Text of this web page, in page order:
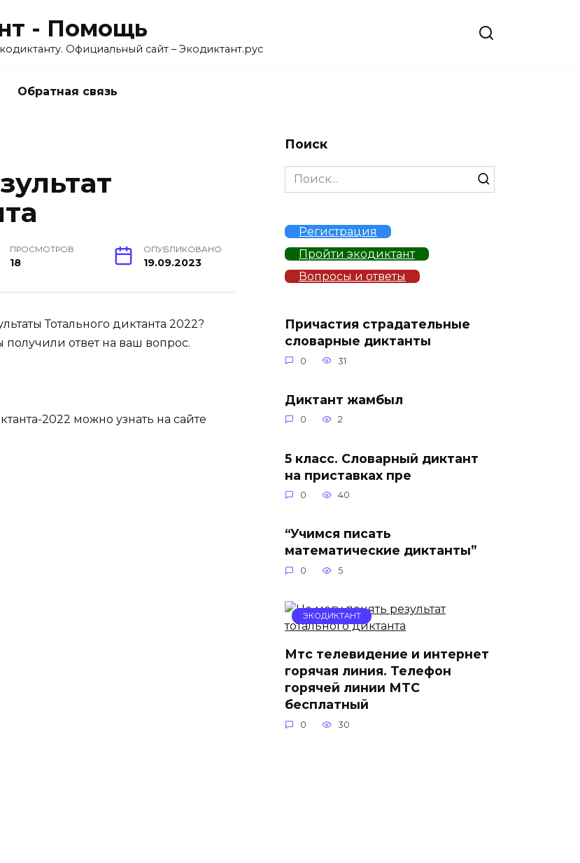
- Помощь
Официальный сайт – Экодиктант.рус
Обратная связь
ПРОСМОТРОВ
18
ОПУБЛИКОВАНО
19.09.2023
Тотального диктанта 2022?
получили ответ на ваш вопрос.
2022 можно узнать на сайте
Поиск
Search
for:
Регистрация
Пройти экодиктант
Вопросы и ответы
Причастия страдательные
словарные диктанты
0 31
Диктант жамбыл
0 2
5 класс. Словарный диктант
на приставках пре
0 40
“Учимся писать
математические диктанты”
0 5
ЭКОДИКТАНТ
Мтс телевидение и интернет
горячая линия. Телефон
горячей линии МТС
бесплатный
0 30